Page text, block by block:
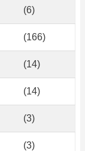
(6)
(166)
(14)
(14)
(3)
(3)